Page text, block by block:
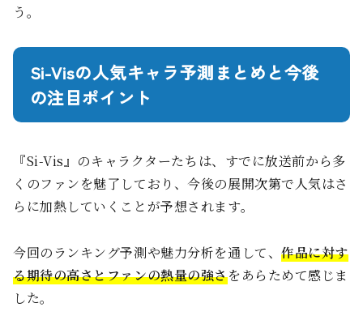
う。
Si-Visの人気キャラ予測まとめと今後
の注目ポイント
『Si-Vis』のキャラクターたちは、すでに放送前から多
くのファンを魅了しており、今後の展開次第で人気はさ
らに加熱していくことが予想されます。
今回のランキング予測や魅力分析を通して、作品に対す
る期待の高さとファンの熱量の強さをあらためて感じま
した。